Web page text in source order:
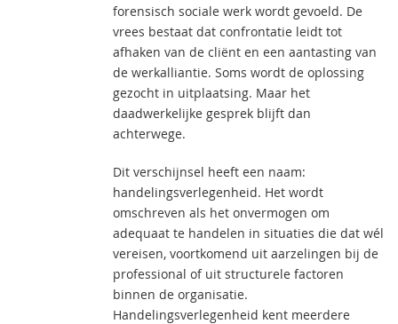
forensisch sociale werk wordt gevoeld. De
vrees bestaat dat confrontatie leidt tot
afhaken van de cliënt en een aantasting van
de werkalliantie. Soms wordt de oplossing
gezocht in uitplaatsing. Maar het
daadwerkelijke gesprek blijft dan
achterwege.
Dit verschijnsel heeft een naam:
handelingsverlegenheid. Het wordt
omschreven als het onvermogen om
adequaat te handelen in situaties die dat wél
vereisen, voortkomend uit aarzelingen bij de
professional of uit structurele factoren
binnen de organisatie.
Handelingsverlegenheid kent meerdere